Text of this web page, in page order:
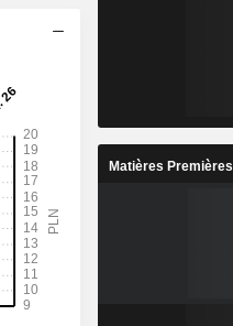
Matières Premières